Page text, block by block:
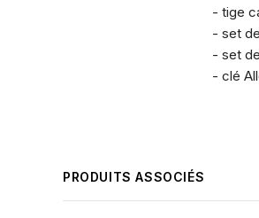
- tige
- set
- set
- clé
PRODUITS ASSOCIÉS